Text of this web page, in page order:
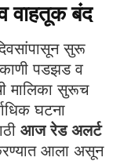
वाहतूक बंद
सुरू
पडझड व
मालिका सुरूच
घटना
आज रेड अलर्ट
आला असून